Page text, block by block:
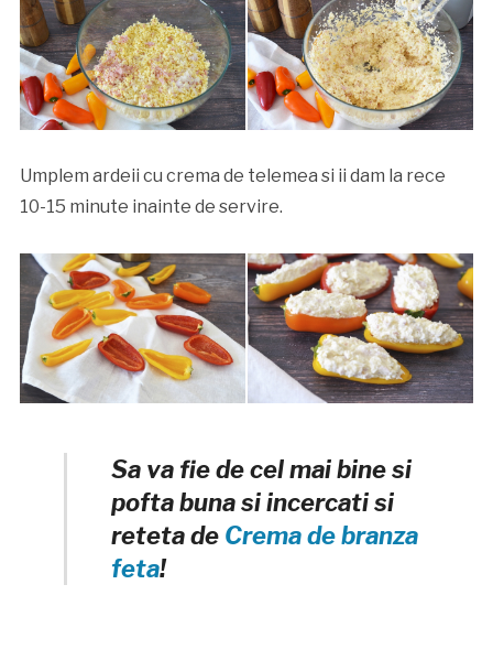
Umplem ardeii cu crema de telemea si ii dam la rece
10-15 minute inainte de servire.
Sa va fie de cel mai bine si
pofta buna si incercati si
reteta de Crema de branza
feta!